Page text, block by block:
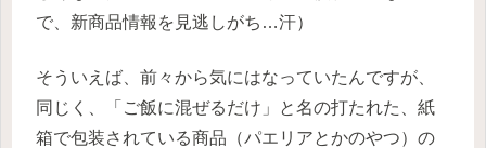
で、新商品情報を見逃しがち…汗）
そういえば、前々から気にはなっていたんですが、
同じく、「ご飯に混ぜるだけ」と名の打たれた、紙
箱で包装されている商品（パエリアとかのやつ）の